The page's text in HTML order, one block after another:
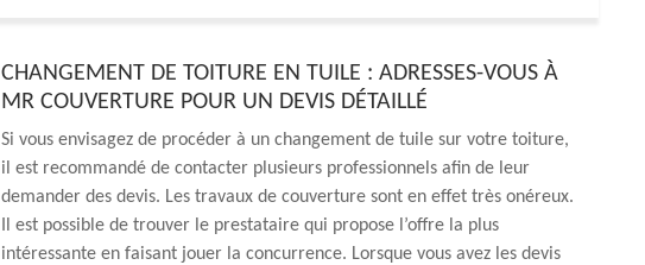
CHANGEMENT DE TOITURE EN TUILE : ADRESSES-VOUS À
MR COUVERTURE POUR UN DEVIS DÉTAILLÉ
Si vous envisagez de procéder à un changement de tuile sur votre toiture,
il est recommandé de contacter plusieurs professionnels afin de leur
demander des devis. Les travaux de couverture sont en effet très onéreux.
Il est possible de trouver le prestataire qui propose l’offre la plus
intéressante en faisant jouer la concurrence. Lorsque vous avez les devis